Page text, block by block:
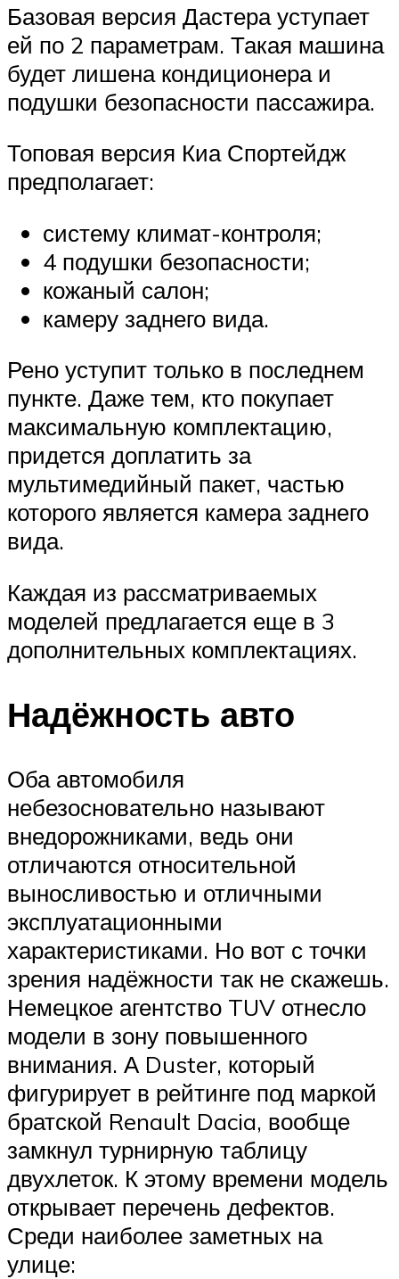
Базовая версия Дастера уступает
ей по 2 параметрам. Такая машина
будет лишена кондиционера и
подушки безопасности пассажира.
Топовая версия Киа Спортейдж
предполагает:
систему климат-контроля;
4 подушки безопасности;
кожаный салон;
камеру заднего вида.
Рено уступит только в последнем
пункте. Даже тем, кто покупает
максимальную комплектацию,
придется доплатить за
мультимедийный пакет, частью
которого является камера заднего
вида.
Каждая из рассматриваемых
моделей предлагается еще в 3
дополнительных комплектациях.
Надёжность авто
Оба автомобиля
небезосновательно называют
внедорожниками, ведь они
отличаются относительной
выносливостью и отличными
эксплуатационными
характеристиками. Но вот с точки
зрения надёжности так не скажешь.
Немецкое агентство TUV отнесло
модели в зону повышенного
внимания. А Duster, который
фигурирует в рейтинге под маркой
братской Renault Dacia, вообще
замкнул турнирную таблицу
двухлеток. К этому времени модель
открывает перечень дефектов.
Среди наиболее заметных на
улице: